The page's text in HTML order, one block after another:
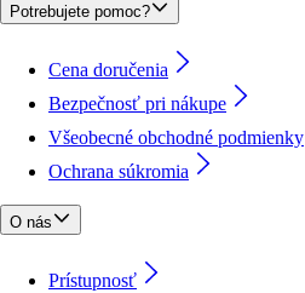
Potrebujete pomoc?
Cena doručenia
Bezpečnosť pri nákupe
Všeobecné obchodné podmienky
Ochrana súkromia
O nás
Prístupnosť